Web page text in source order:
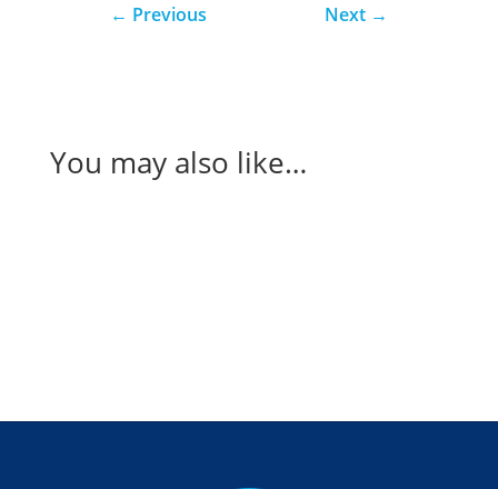
← Previous Next →
You may also like…